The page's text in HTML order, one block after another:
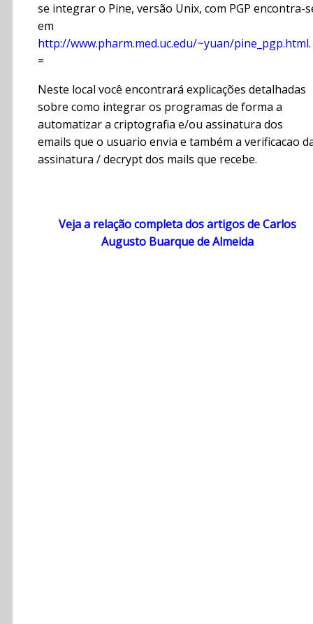
se integrar o Pine, versão Unix, com PGP encontra-
em
http://www.pharm.med.uc.edu/~yuan/pine_pgp.html.
=
Neste local você encontrará explicações detalhadas
sobre como integrar os programas de forma a
automatizar a criptografia e/ou assinatura dos
emails que o usuario envia e também a verificacao
assinatura / decrypt dos mails que recebe.
Veja a relação completa dos artigos de Carlos
Augusto Buarque de Almeida